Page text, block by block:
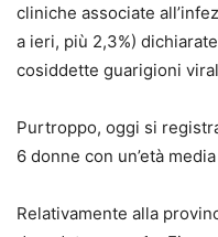
cliniche associate
a ieri, più 2,3%)
cosiddette guarigioni
Purtroppo, oggi si
6 donne con un’età
Relativamente alla